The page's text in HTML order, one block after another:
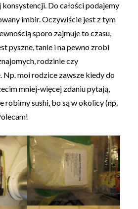
Do całości podajemy
imbir. Oczywiście jest z tym
sporo zajmuje to czasu,
pyszne, tanie i na pewno zrobi
rodzinie czy
Np. moi rodzice zawsze kiedy do
mniej-więcej zdaniu pytają,
robimy sushi, bo są w okolicy (np.